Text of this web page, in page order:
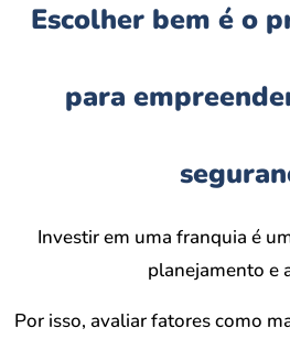
Escolher bem é o
para
Investir em uma franquia é
planejamento e
Por isso, avaliar fatores como